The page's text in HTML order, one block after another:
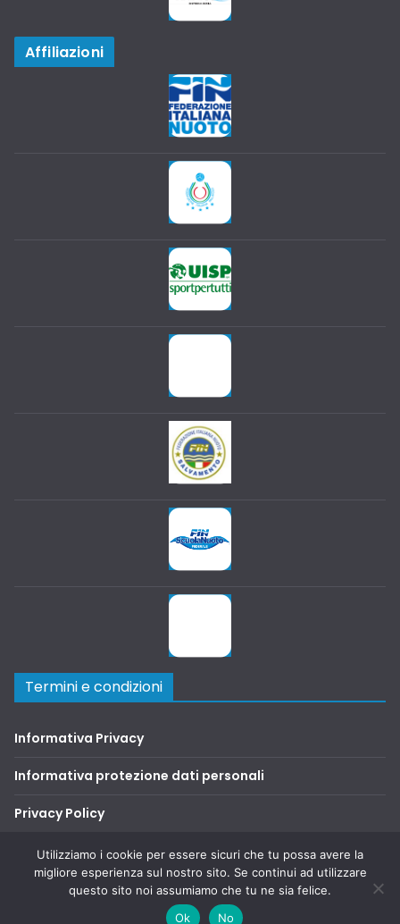
Affiliazioni
Termini e condizioni
Informativa Privacy
Informativa protezione dati personali
Privacy Policy
Terms and Conditions
SAFA2000. Tutti i diritti riservati.
Utilizziamo i cookie per essere sicuri che tu possa avere la
migliore esperienza sul nostro sito. Se continui ad utilizzare
questo sito noi assumiamo che tu ne sia felice.
Ok
No